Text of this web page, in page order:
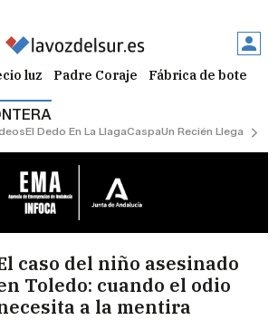
luz Padre Coraje Fábrica de botellas
El Dedo En La LlagaCaspaUn Recién Llegado
caso del niño asesinado
Toledo: cuando el odio
a la mentira